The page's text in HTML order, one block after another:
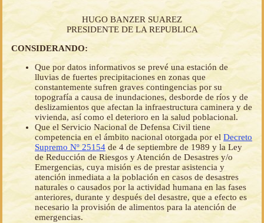
HUGO BANZER SUAREZ
PRESIDENTE DE LA REPUBLICA
CONSIDERANDO:
Que por datos informativos se prevé una estación de
lluvias de fuertes precipitaciones en zonas que
constantemente sufren graves contingencias por su
topografía a causa de inundaciones, desborde de ríos y de
deslizamientos que afectan la infraestructura caminera y de
vivienda, así como el deterioro en la salud poblacional.
Que el Servicio Nacional de Defensa Civil tiene
competencia en el ámbito nacional otorgada por el Decreto
Supremo Nº 25154 de 4 de septiembre de 1989 y la Ley
de Reducción de Riesgos y Atención de Desastres y/o
Emergencias, cuya misión es de prestar asistencia y
atención inmediata a la población en casos de desastres
naturales o causados por la actividad humana en las fases
anteriores, durante y después del desastre, que a efecto es
necesario la provisión de alimentos para la atención de
emergencias.